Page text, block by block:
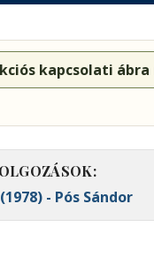
kapcsolati
- Pós Sándor